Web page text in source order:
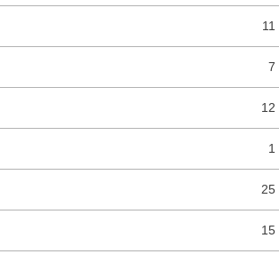
11
7
12
1
25
15